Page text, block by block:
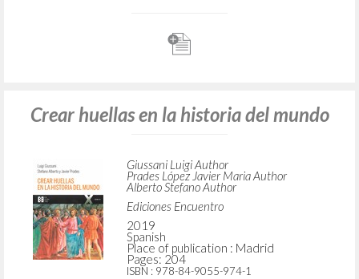
Crear huellas en la historia del mundo
Giussani Luigi Author
Prades López Javier Maria Author
Alberto Stefano Author
Ediciones Encuentro
2019
Spanish
Place of publication : Madrid
Pages: 204
ISBN : 978-84-9055-974-1